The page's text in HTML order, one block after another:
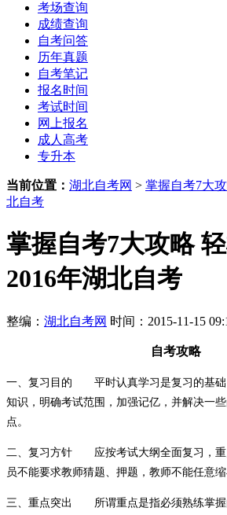
考场查询
成绩查询
自考问答
历年真题
自考笔记
报名时间
考试时间
网上报名
成人高考
专升本
当前位置： 湖北自考网 > 掌握自考7大
北自考
掌握自考7大攻略
2016年湖北自考
整编： 湖北自考网 时间：2015-11-15
自考攻略
一、复习目的 平时认真学习是复习的基础
知识，明确考试范围，加强记亿，并解决一
点。
二、复习方针 应按考试大纲全面复习，重
员不能要求教师猜题、押题，教师不能任意缩
三、重点突出 所谓重点是指必须熟练掌握